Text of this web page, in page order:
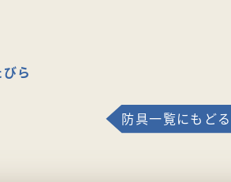
ら
防具一覧にもどる